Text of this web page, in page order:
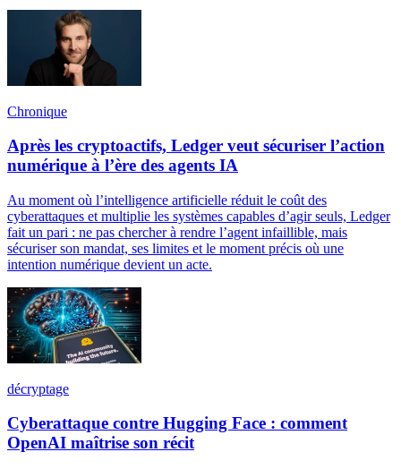
Chronique
Après les cryptoactifs, Ledger veut sécuriser l’action
numérique à l’ère des agents IA
Au moment où l’intelligence artificielle réduit le coût des
cyberattaques et multiplie les systèmes capables d’agir seuls, Ledger
fait un pari : ne pas chercher à rendre l’agent infaillible, mais
sécuriser son mandat, ses limites et le moment précis où une
intention numérique devient un acte.
décryptage
Cyberattaque contre Hugging Face : comment
OpenAI maîtrise son récit